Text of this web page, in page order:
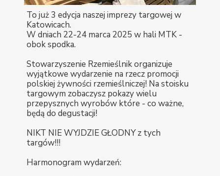
To już 3 edycja naszej imprezy targowej w
Katowicach.
W dniach 22-24 marca 2025 w hali MTK -
obok spodka.
Stowarzyszenie Rzemieślnik organizuje
wyjątkowe wydarzenie na rzecz promocji
polskiej żywności rzemieślniczej! Na stoisku
targowym zobaczysz pokazy wielu
przepysznych wyrobów które - co ważne,
będą do degustacji!
NIKT NIE WYJDZIE GŁODNY z tych
targów!!!
Harmonogram wydarzeń: